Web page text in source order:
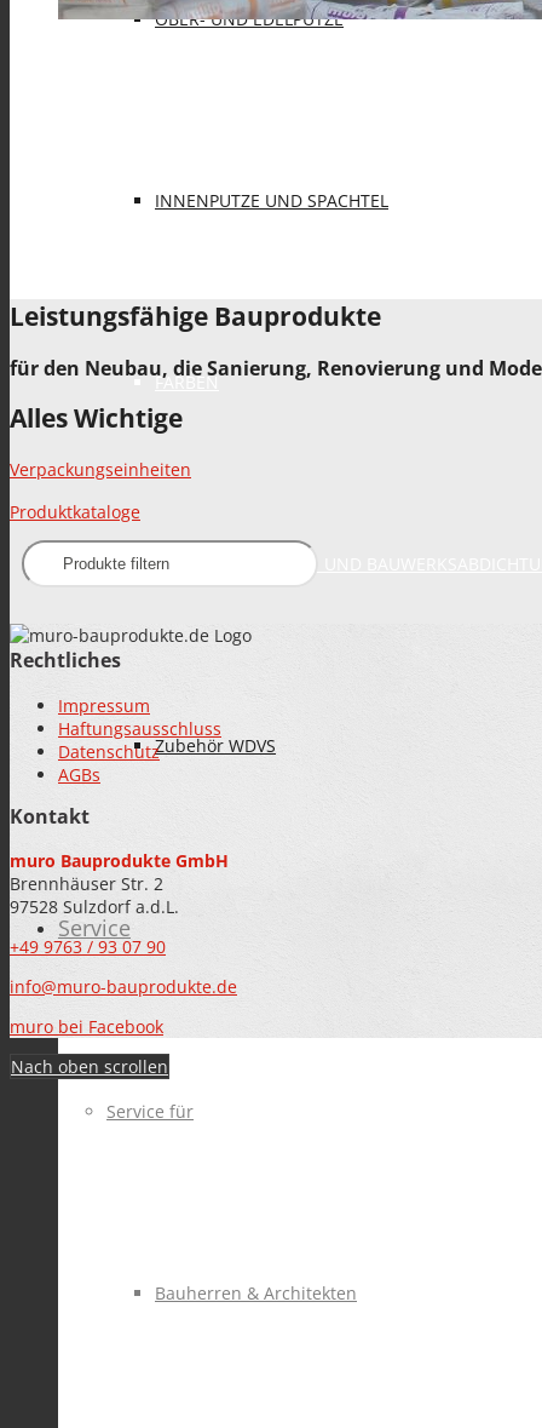
OBER- UND EDELPUTZE
INNENPUTZE UND SPACHTEL
FARBEN
SANIERPUTZSYSTEM UND
Zubehör WDVS
Service
Service für
Bauherren & Architekten
Leistungsfähige Bauprodukte
für den Neubau, die Sanierung, Renovierung und
Alles Wichtige
Verpackungseinheiten
Produktkataloge
Rechtliches
Impressum
Haftungsausschluss
Datenschutz
AGBs
Kontakt
muro Bauprodukte GmbH
Brennhäuser Str. 2
97528 Sulzdorf a.d.L.
+49 9763 / 93 07 90
info@muro-bauprodukte.de
muro bei Facebook
Nach oben scrollen